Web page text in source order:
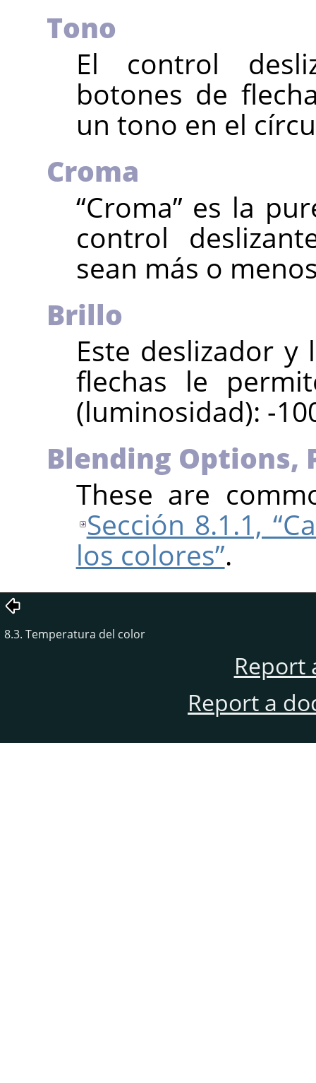
Tono
El control
botones de
un tono en el
Croma
“Croma” es la
control
sean más o
Brillo
Este deslizador
flechas le
(luminosidad): -
Blending Options,
These are
Sección 8.1.1,
los colores”.
8.3. Temperatura del color
Report
Report a